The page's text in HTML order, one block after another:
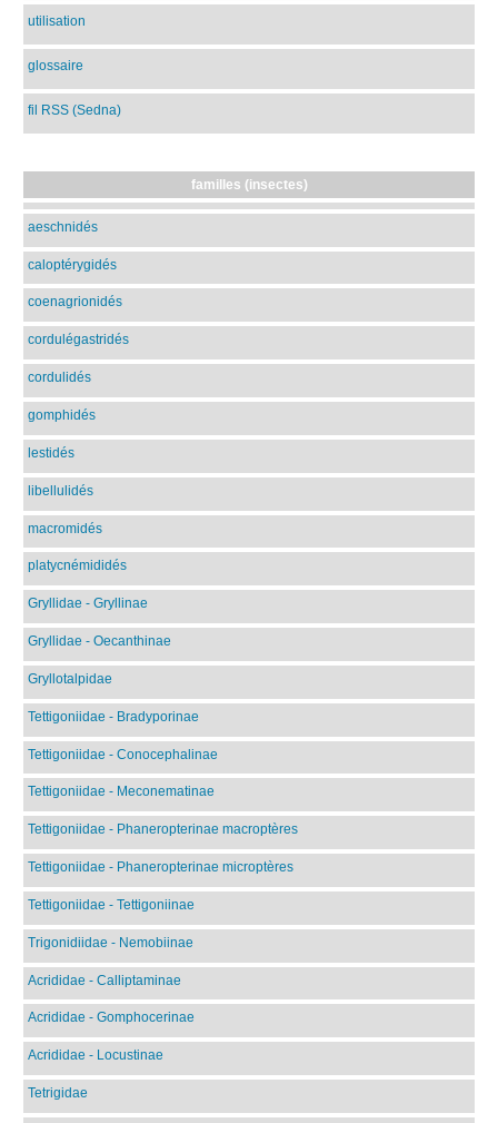
utilisation
glossaire
fil RSS (Sedna)
familles (insectes)
aeschnidés
caloptérygidés
coenagrionidés
cordulégastridés
cordulidés
gomphidés
lestidés
libellulidés
macromidés
platycnémididés
Gryllidae - Gryllinae
Gryllidae - Oecanthinae
Gryllotalpidae
Tettigoniidae - Bradyporinae
Tettigoniidae - Conocephalinae
Tettigoniidae - Meconematinae
Tettigoniidae - Phaneropterinae macroptères
Tettigoniidae - Phaneropterinae microptères
Tettigoniidae - Tettigoniinae
Trigonidiidae - Nemobiinae
Acrididae - Calliptaminae
Acrididae - Gomphocerinae
Acrididae - Locustinae
Tetrigidae